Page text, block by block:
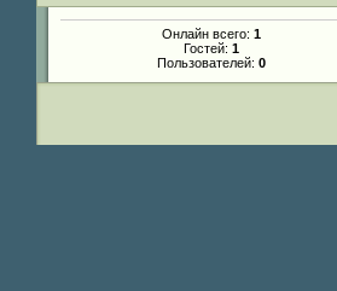
Онлайн всего: 1
Гостей: 1
Пользователей: 0